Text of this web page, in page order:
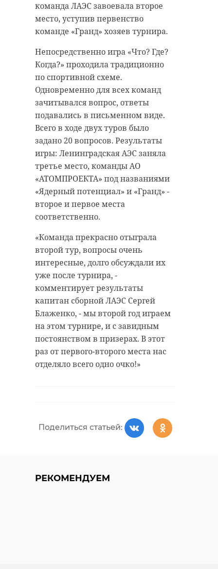
команда ЛАЭС завоевала второе
место, уступив первенство
команде «Гранд» хозяев турнира.
Непосредственно игра «Что? Где?
Когда?» проходила традиционно
по спортивной схеме.
Одновременно для всех команд
зачитывался вопрос, ответы
подавались в письменном виде.
Всего в ходе двух туров было
задано 20 вопросов. Результаты
игры: Ленинградская АЭС заняла
третье место, команды АО
«АТОМПРОЕКТА» под названиями
«Ядерный потенциал» и «Гранд» -
второе и первое места
соответственно.
«Команда прекрасно отыграла
второй тур, вопросы очень
интересные, долго обсуждали их
уже после турнира, -
комментирует результаты
капитан сборной ЛАЭС Сергей
Блаженко, - мы второй год играем
на этом турнире, и с завидным
постоянством в призерах. В этот
раз от первого-второго места нас
отделяло всего одно очко!»
Поделиться статьей:
РЕКОМЕНДУЕМ
24 ноября 2020, 19:15 03 июня, 16:43